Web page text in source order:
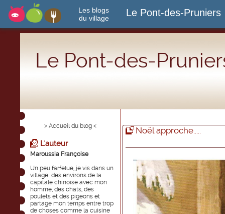
Les blogs
du village
Le Pont-des-Pruniers
Le Pont-des-
> Accueil du blog <
L'auteur
Maroussia Françoise
Un peu farfelue, je vis dans un
village des environs de la
capitale chinoise avec mon
homme, des chats, des
poulets et des pigeons et
partage mon temps entre trop
de choses comme la cuisine
Noël approche.....